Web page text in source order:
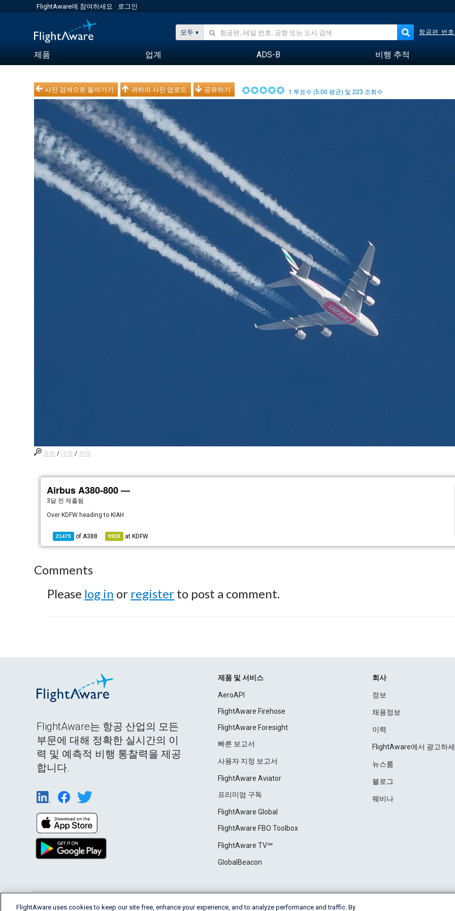
FlightAware에 참여하세요 로그인
모두 항공편 번
제품 업계 ADS-B 비행 추적
사진 검색으로 돌아가기 귀하의 사진 업로드 공유하기 1 투표수 (5.00 평균) 및223 조회수
중형 / 대형 / 전체
Airbus A380-800 —
3달 전 제출됨
Over KDFW heading to KIAH
21475 ofA388 9928 at KDFW
Comments
Please log in or register to post a comment.
FlightAware는 항공 산업의 모든
부문에 대해 정확한 실시간의 이
력 및 예측적 비행 통찰력을 제공
합니다.
제품 및 서비스
AeroAPI
FlightAware Firehose
FlightAware Foresight
빠른 보고서
사용자 지정 보고서
FlightAware Aviator
프리미엄 구독
FlightAware Global
FlightAware FBO Toolbox
FlightAware TV℠
GlobalBeacon
회사
정보
채용정보
이력
FlightAware에서 광고하
뉴스룸
블로그
웨비나
English (USA) 2026 FlightAware Terms of Use Privacy Cookie Settings
FlightAware uses cookies to keep our site free, enhance your experience, and to analyze performance and traffic. By